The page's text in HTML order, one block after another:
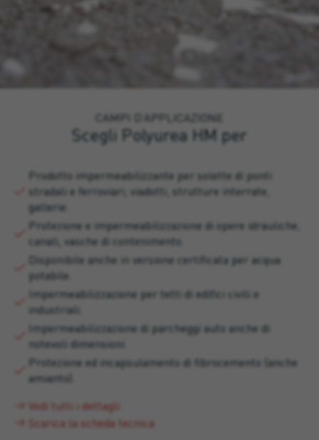
CAMPI D’APPLICAZIONE
Scegli Polyurea HM per
Prodotto impermeabilizzante per solette di ponti
stradali e ferroviari, viadotti, strutture interrate,
gallerie.
Protezione e impermeabilizzazione di opere idrauliche,
canali, vasche di contenimento.
Disponibile anche in versione certificata per acqua
potabile.
Impermeabilizzazione per tetti di edifici civili e
industriali.
Impermeabilizzazione di parcheggi auto anche di
notevoli dimensioni.
Protezione ed incapsulamento di fibrocemento (anche
amianto).
Vedi tutti i dettagli
Scarica la scheda tecnica